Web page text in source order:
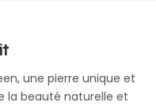
une pierre unique et
la beauté naturelle et